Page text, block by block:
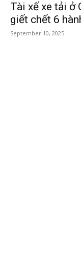
Tài xế xe tải ở
giết chết 6
September 10, 2025